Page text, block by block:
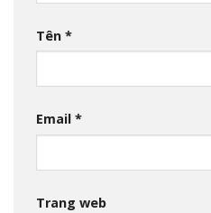
Tên *
Email *
Trang web